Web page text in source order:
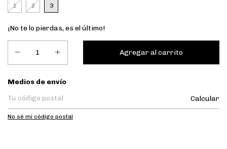
1 2 3
¡No te lo pierdas, es el último!
Entregas para el CP:
Medios de envío
Calcular
No sé mi código postal